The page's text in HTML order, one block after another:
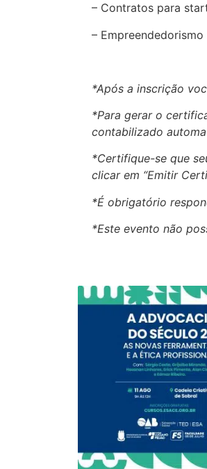
– Contratos para
–
*Após a inscrição
*Para gerar o
contabilizado
*Certifique-se que
clicar em “Emitir
*É obrigatório
*Este evento não